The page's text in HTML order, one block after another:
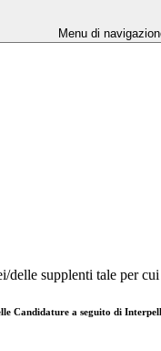
Menu di
delle supplenti tale per
Candidature a seguito di